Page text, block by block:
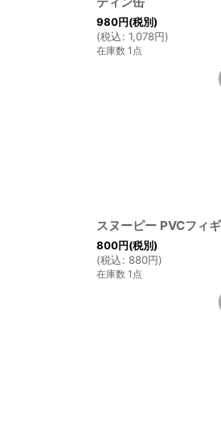
980円(税別)
(税込: 1,078円)
在庫数 1点
スヌーピー PVCフィ
800円(税別)
(税込: 880円)
在庫数 1点